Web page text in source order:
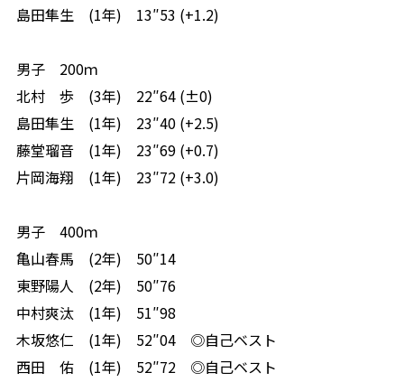
島田隼生 (1年) 13″53 (+1.2)
男子 200ｍ
北村 歩 (3年) 22″64 (±0)
島田隼生 (1年) 23″40 (+2.5)
藤堂瑠音 (1年) 23″69 (+0.7)
片岡海翔 (1年) 23″72 (+3.0)
男子 400ｍ
亀山春馬 (2年) 50″14
東野陽人 (2年) 50″76
中村爽汰 (1年) 51″98
木坂悠仁 (1年) 52″04 ◎自己ベスト
西田 佑 (1年) 52″72 ◎自己ベスト